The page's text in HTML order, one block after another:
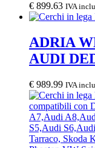
€ 899.63 IVA
ADRIA
AUDI
€ 989.99 IVA